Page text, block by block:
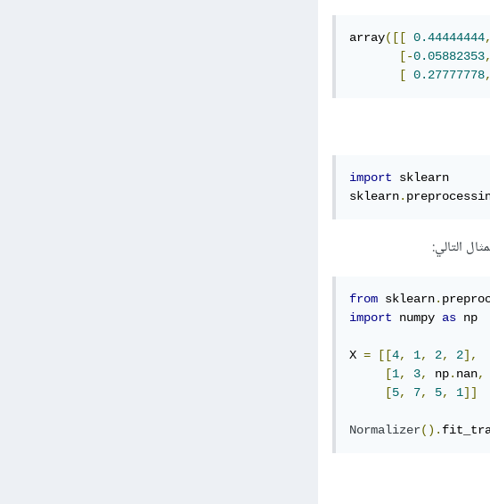
array([[ 0.44444444,
[-0.05882353,
[ 0.27777778,
import sklearn
sklearn.
التالي:
from sklearn.
import numpy as np
X = [[4, 1, 2, 2],
[1, 3, np. nan,
[5, 7, 5, 1]]
Normalizer().